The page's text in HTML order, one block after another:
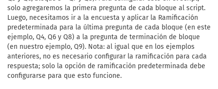
solo agregaremos la primera pregunta de cada bloque al script.
Luego, necesitamos ir a la encuesta y aplicar la Ramificación
predeterminada para la última pregunta de cada bloque (en este
ejemplo, Q4, Q6 y Q8) a la pregunta de terminación de bloque
(en nuestro ejemplo, Q9). Nota: al igual que en los ejemplos
anteriores, no es necesario configurar la ramificación para cada
respuesta; solo la opción de ramificación predeterminada debe
configurarse para que esto funcione.